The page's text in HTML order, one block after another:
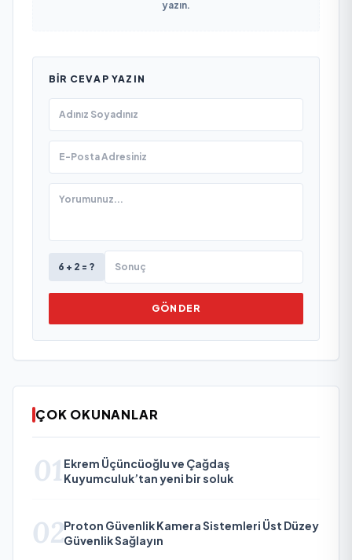
yazın.
BIR CEVAP YAZIN
6 + 2 = ?
GÖNDER
ÇOK OKUNANLAR
01 Ekrem Üçüncüoğlu ve Çağdaş
Kuyumculuk’tan yeni bir soluk
02Proton Güvenlik Kamera Sistemleri Üst Düzey
Güvenlik Sağlayın